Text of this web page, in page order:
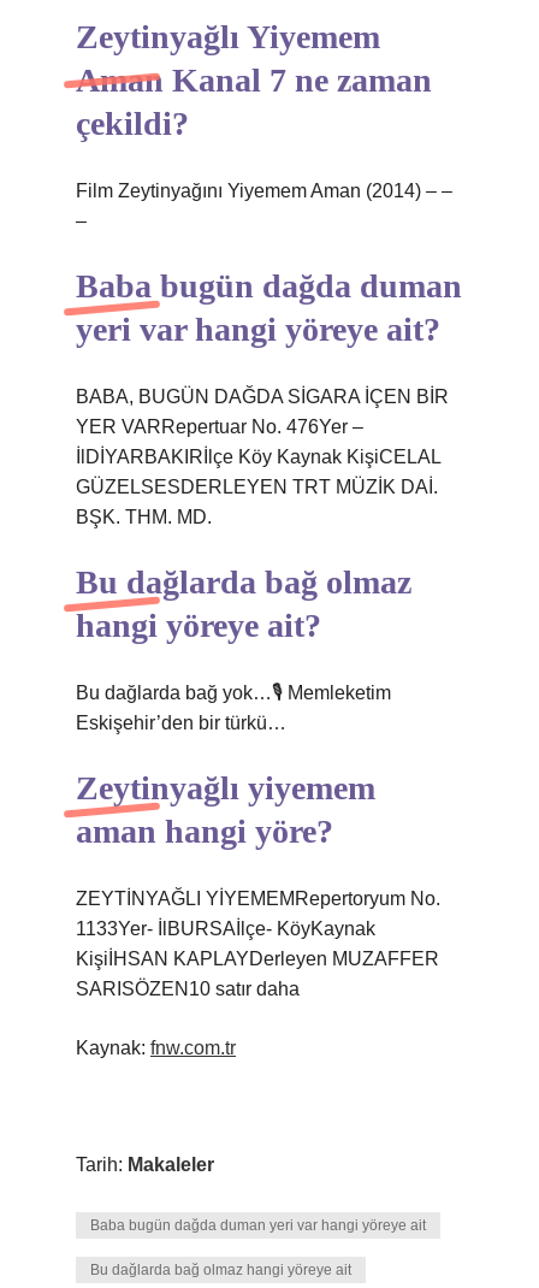
Zeytinyağlı Yiyemem
Aman Kanal 7 ne zaman
çekildi?
Film Zeytinyağını Yiyemem Aman (2014) – –
–
Baba bugün dağda duman
yeri var hangi yöreye ait?
BABA, BUGÜN DAĞDA SİGARA İÇEN BİR
YER VARRepertuar No. 476Yer –
İlDİYARBAKIRİlçe Köy Kaynak KişiCELAL
GÜZELSESDERLEYEN TRT MÜZİK DAİ.
BŞK. THM. MD.
Bu dağlarda bağ olmaz
hangi yöreye ait?
Bu dağlarda bağ yok…🎙 Memleketim
Eskişehir’den bir türkü…
Zeytinyağlı yiyemem
aman hangi yöre?
ZEYTİNYAĞLI YİYEMEMRepertoryum No.
1133Yer- İlBURSAİlçe- KöyKaynak
KişiİHSAN KAPLAYDerleyen MUZAFFER
SARISÖZEN10 satır daha
Kaynak: fnw.com.tr
Tarih: Makaleler
Baba bugün dağda duman yeri var hangi yöreye ait
Bu dağlarda bağ olmaz hangi yöreye ait